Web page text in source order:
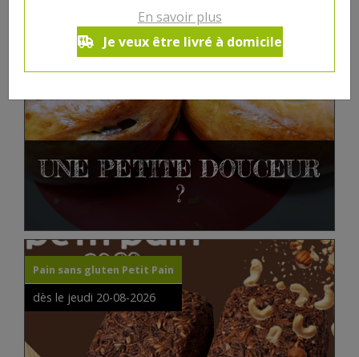
En savoir plus
Je veux être livré à domicile
le vendredi 14-08-2026
UNE PETITE DOUCEUR
?
Pain sans gluten Petit Pain
dès le jeudi 20-08-2026